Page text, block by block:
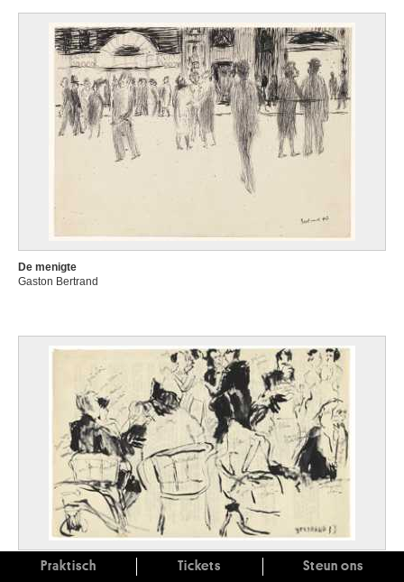
De menigte
Gaston Bertrand
De nachtegalen IX. Terkamerenbos, Brussel
Praktisch Tickets Steun ons